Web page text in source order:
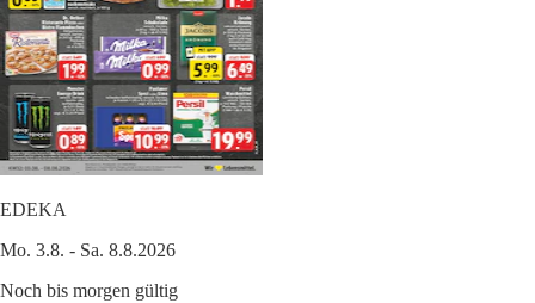
EDEKA
Mo. 3.8. - Sa. 8.8.2026
Noch bis morgen gültig